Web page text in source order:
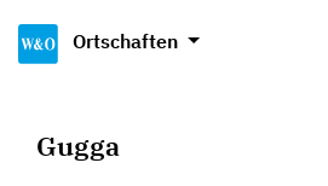
Ortschaften
Gugga